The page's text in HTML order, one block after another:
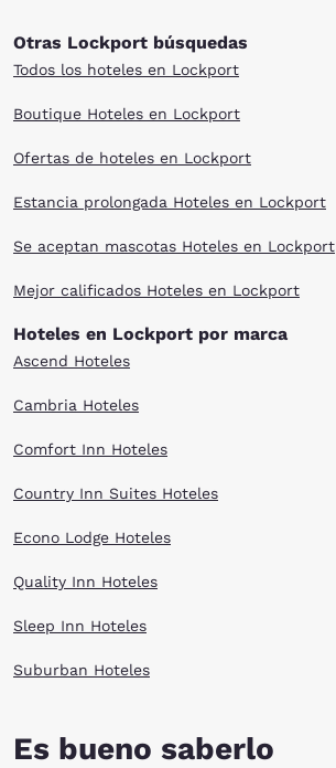
Otras Lockport búsquedas
Todos los hoteles en Lockport
Boutique Hoteles en Lockport
Ofertas de hoteles en Lockport
Estancia prolongada Hoteles en Lockport
Se aceptan mascotas Hoteles en Lockport
Mejor calificados Hoteles en Lockport
Hoteles en Lockport por marca
Ascend Hoteles
Cambria Hoteles
Comfort Inn Hoteles
Country Inn Suites Hoteles
Econo Lodge Hoteles
Quality Inn Hoteles
Sleep Inn Hoteles
Suburban Hoteles
Es bueno saberlo